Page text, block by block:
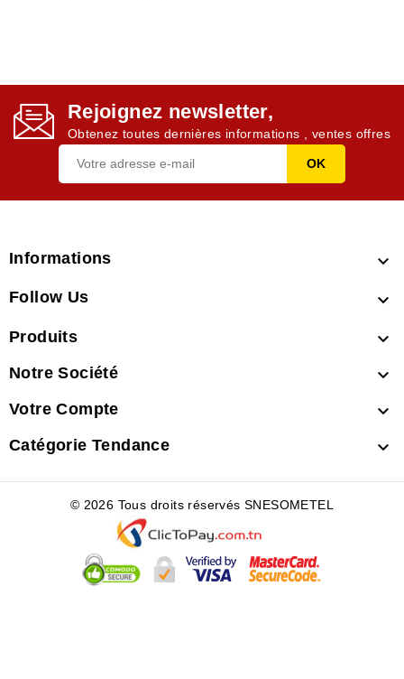
Rejoignez newsletter,
Obtenez toutes dernières informations , ventes offres
Informations 
Follow Us 
Produits 
Notre Société 
Votre Compte 
Catégorie Tendance 
© 2026 Tous droits réservés SNESOMETEL